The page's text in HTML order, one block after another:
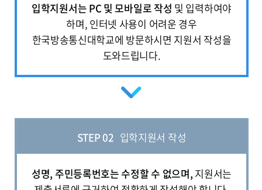
입학지원서는 PC 및 모바일로 작성 및 입력하여야
하며, 인터넷 사용이 어려운 경우
한국방송통신대학교에 방문하시면 지원서 작성을
도와드립니다.
STEP 02 입학지원서 작성
성명, 주민등록번호는 수정할 수 없으며, 지원서는